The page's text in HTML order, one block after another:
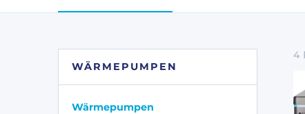
WÄRMEPUMPEN
Wärmepumpen
4